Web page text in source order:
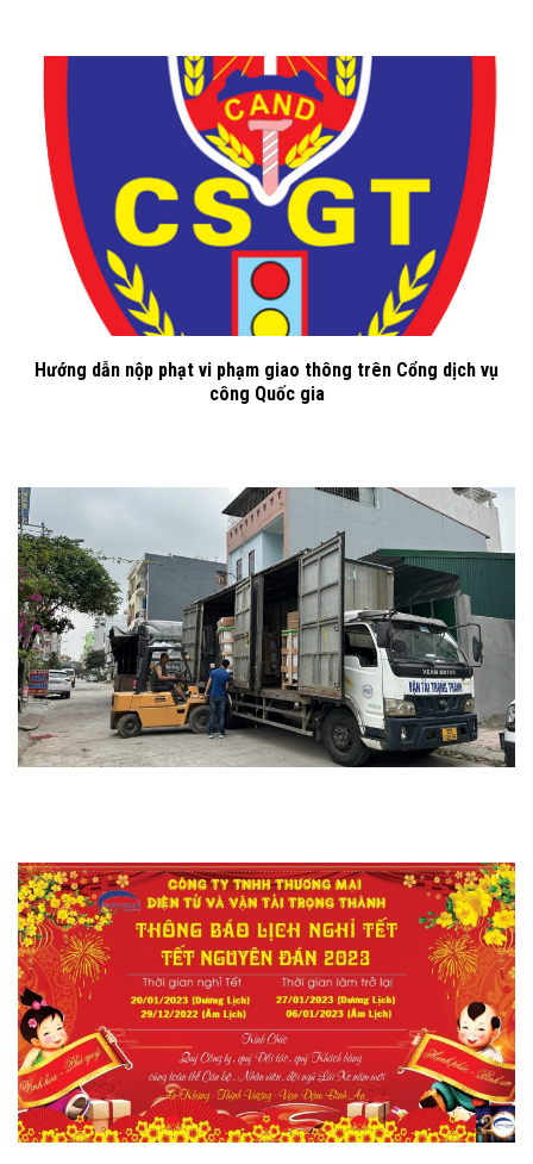
Hướng dẫn nộp phạt vi phạm giao thông trên Cổng dịch vụ
công Quốc gia